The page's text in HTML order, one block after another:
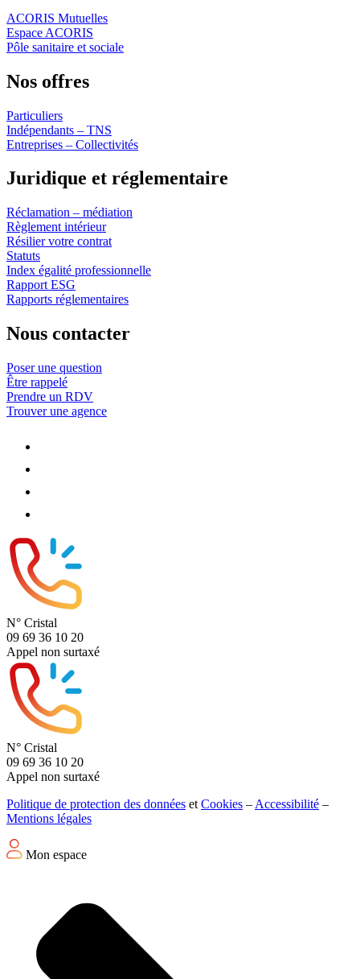
ACORIS Mutuelles
Espace ACORIS
Pôle sanitaire et sociale
Nos offres
Particuliers
Indépendants – TNS
Entreprises – Collectivités
Juridique et réglementaire
Réclamation – médiation
Règlement intérieur
Résilier votre contrat
Statuts
Index égalité professionnelle
Rapport ESG
Rapports réglementaires
Nous contacter
Poser une question
Être rappelé
Prendre un RDV
Trouver une agence
N° Cristal
09 69 36 10 20
Appel non surtaxé
N° Cristal
09 69 36 10 20
Appel non surtaxé
Politique de protection des données et Cookies – Accessibilité –
Mentions légales
Mon espace